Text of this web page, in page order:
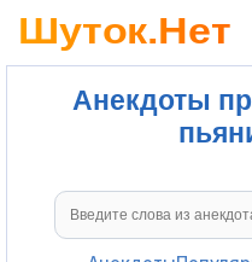
Анекдоты